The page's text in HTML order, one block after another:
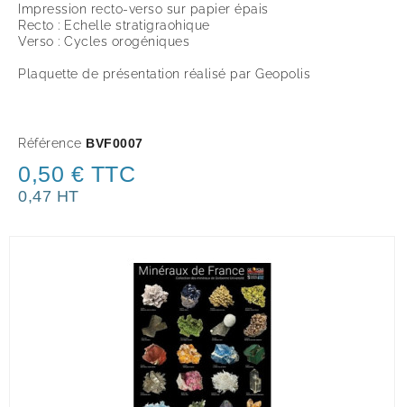
Impression recto-verso sur papier épais
Recto : Echelle stratigraohique
Verso : Cycles orogéniques
Plaquette de présentation réalisé par Geopolis
Référence BVF0007
0,50 € TTC
0,47 HT